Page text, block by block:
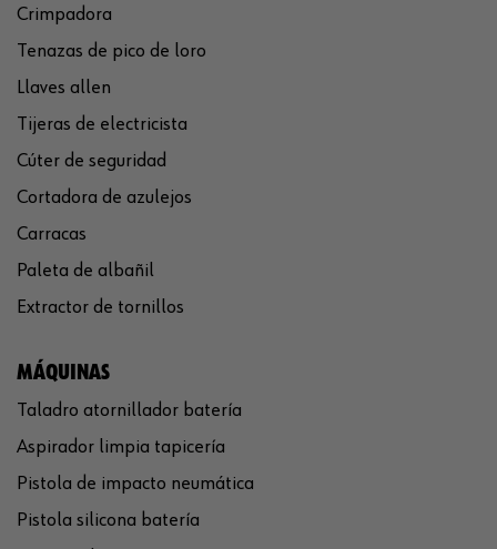
Crimpadora
Tenazas de pico de loro
Llaves allen
Tijeras de electricista
Cúter de seguridad
Cortadora de azulejos
Carracas
Paleta de albañil
Extractor de tornillos
MÁQUINAS
Taladro atornillador batería
Aspirador limpia tapicería
Pistola de impacto neumática
Pistola silicona batería